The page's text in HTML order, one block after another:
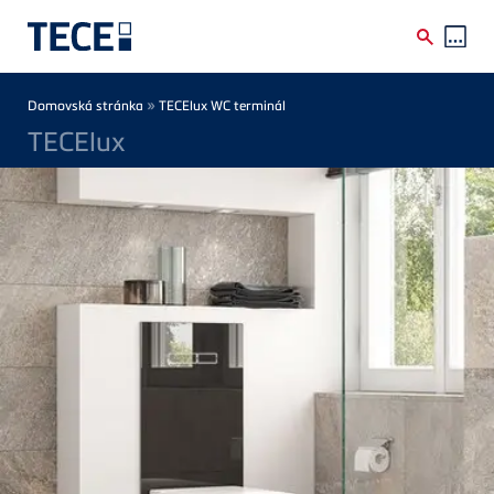
Breadcrumb
Domovská stránka » TECElux WC terminál
TECElux